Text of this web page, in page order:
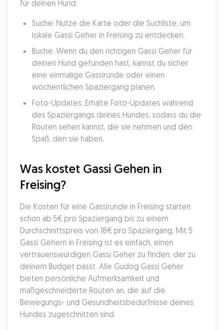
für deinen Hund:
Suche: Nutze die Karte oder die Suchliste, um
lokale Gassi Geher in Freising zu entdecken.
Buche: Wenn du den richtigen Gassi Geher für
deinen Hund gefunden hast, kannst du sicher
eine einmalige Gassirunde oder einen
wöchentlichen Spaziergang planen.
Foto-Updates: Erhalte Foto-Updates während
des Spaziergangs deines Hundes, sodass du die
Routen sehen kannst, die sie nehmen und den
Spaß, den sie haben.
Was kostet Gassi Gehen in
Freising?
Die Kosten für eine Gassirunde in Freising starten
schon ab 5€ pro Spaziergang bis zu einem
Durchschnittspreis von 18€ pro Spaziergang. Mit 5
Gassi Gehern in Freising ist es einfach, einen
vertrauenswürdigen Gassi Geher zu finden, der zu
deinem Budget passt. Alle Gudog Gassi Geher
bieten persönliche Aufmerksamkeit und
maßgeschneiderte Routen an, die auf die
Bewegungs- und Gesundheitsbedürfnisse deines
Hundes zugeschnitten sind.